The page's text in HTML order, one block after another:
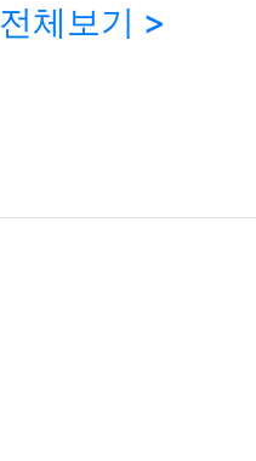
전체보기 >